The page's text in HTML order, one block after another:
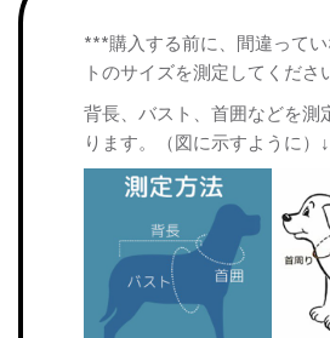
***購入する前に、間違って
トのサイズを測定してくださ
背長、バスト、首囲などを測
ります。（図に示すように）